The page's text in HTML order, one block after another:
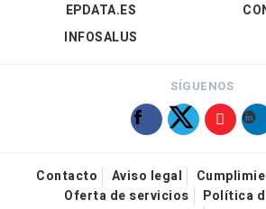
EPDATA.ES
INFOSALUS
SÍGUENOS
Contacto Aviso legal
Oferta de servicios
Política